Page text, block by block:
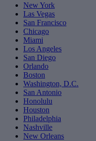
New York
Las Vegas
San Francisco
Chicago
Miami
Los Angeles
San Diego
Orlando
Boston
Washington, D.C.
San Antonio
Honolulu
Houston
Philadelphia
Nashville
New Orleans